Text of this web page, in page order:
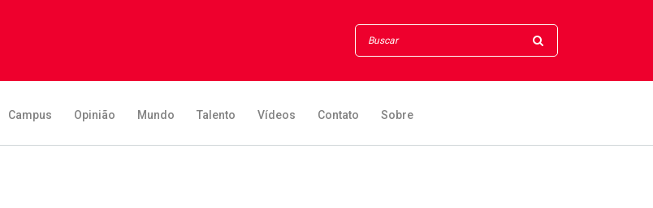
Campus Opinião Mundo Talento Vídeos Contato Sobre